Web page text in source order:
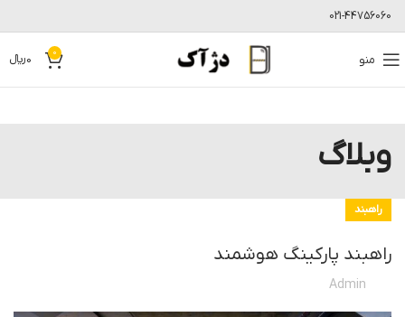
021-44756060
منو 0
0﷼
وبلاگ
راهبند
راهبند پارکینگ هوشمند
Admin